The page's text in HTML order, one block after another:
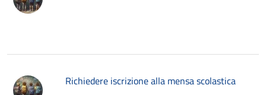
Richiedere iscrizione alla mensa scolastica